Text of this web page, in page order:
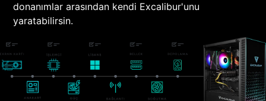
donanımlar arasından kendi Excalibur'unu
yaratabilirsin.